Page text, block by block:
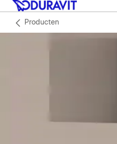
Producten